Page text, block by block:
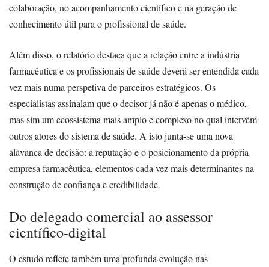
colaboração, no acompanhamento científico e na geração de
conhecimento útil para o profissional de saúde.
Além disso, o relatório destaca que a relação entre a indústria
farmacêutica e os profissionais de saúde deverá ser entendida cada
vez mais numa perspetiva de parceiros estratégicos. Os
especialistas assinalam que o decisor já não é apenas o médico,
mas sim um ecossistema mais amplo e complexo no qual intervêm
outros atores do sistema de saúde. A isto junta-se uma nova
alavanca de decisão: a reputação e o posicionamento da própria
empresa farmacêutica, elementos cada vez mais determinantes na
construção de confiança e credibilidade.
Do delegado comercial ao assessor
científico-digital
O estudo reflete também uma profunda evolução nas